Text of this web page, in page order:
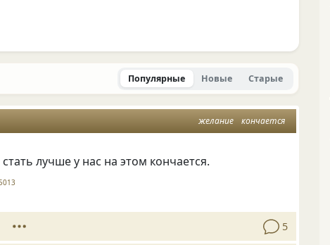
Популярные Новые Старые
желание кончается
лучше у нас на этом кончается.
5